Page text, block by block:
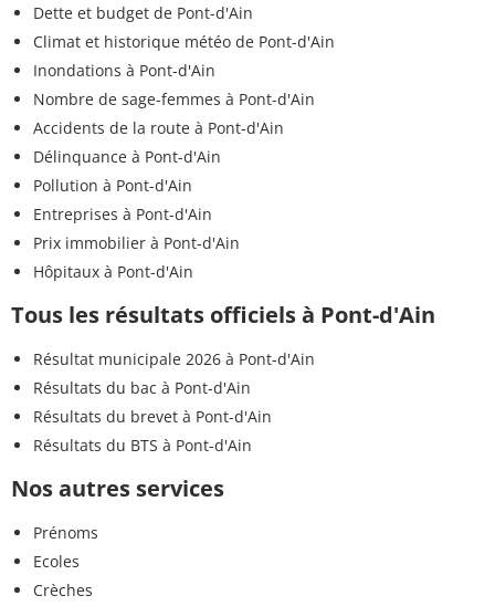
Dette et budget de Pont-d'Ain
Climat et historique météo de Pont-d'Ain
Inondations à Pont-d'Ain
Nombre de sage-femmes à Pont-d'Ain
Accidents de la route à Pont-d'Ain
Délinquance à Pont-d'Ain
Pollution à Pont-d'Ain
Entreprises à Pont-d'Ain
Prix immobilier à Pont-d'Ain
Hôpitaux à Pont-d'Ain
Tous les résultats officiels à Pont-d'Ain
Résultat municipale 2026 à Pont-d'Ain
Résultats du bac à Pont-d'Ain
Résultats du brevet à Pont-d'Ain
Résultats du BTS à Pont-d'Ain
Nos autres services
Prénoms
Ecoles
Crèches